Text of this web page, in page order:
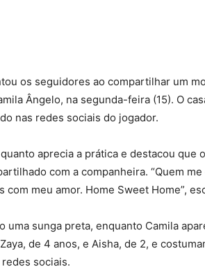
os seguidores ao compartilhar um
Ângelo, na segunda-feira (15). O
nas redes sociais do jogador.
aprecia a prática e destacou que
com a companheira. “Quem
com meu amor. Home Sweet Home”,
uma sunga preta, enquanto Camila
de 4 anos, e Aisha, de 2, e
sociais.